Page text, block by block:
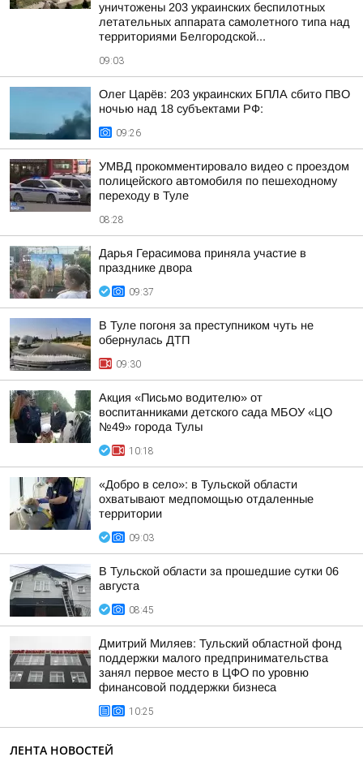
уничтожены 203 украинских беспилотных
летательных аппарата самолетного типа над
территориями Белгородской...
09:03
Олег Царёв: 203 украинских БПЛА сбито ПВО
ночью над 18 субъектами РФ:
09:26
УМВД прокомментировало видео с проездом
полицейского автомобиля по пешеходному
переходу в Туле
08:28
Дарья Герасимова приняла участие в
празднике двора
09:37
В Туле погоня за преступником чуть не
обернулась ДТП
09:30
Акция «Письмо водителю» от
воспитанниками детского сада МБОУ «ЦО
№49» города Тулы
10:18
«Добро в село»: в Тульской области
охватывают медпомощью отдаленные
территории
09:03
В Тульской области за прошедшие сутки 06
августа
08:45
Дмитрий Миляев: Тульский областной фонд
поддержки малого предпринимательства
занял первое место в ЦФО по уровню
финансовой поддержки бизнеса
10:25
ЛЕНТА НОВОСТЕЙ